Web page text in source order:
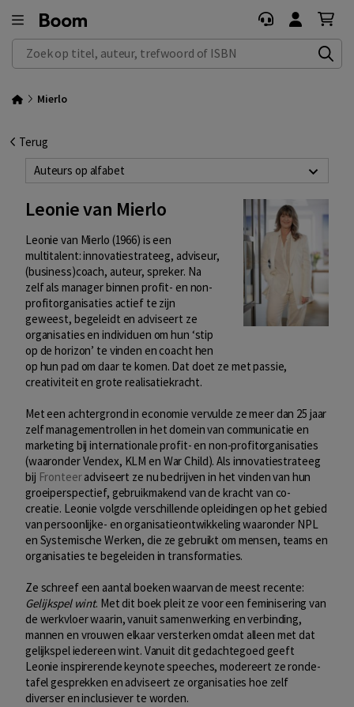
Zoek op titel, auteur, trefwoord of ISBN
Mierlo
Terug
Auteurs op alfabet
Leonie van Mierlo
Leonie van Mierlo (1966) is een
multitalent: innovatiestrateeg, adviseur,
(business)coach, auteur, spreker. Na
zelf als manager binnen profit- en non-
profitorganisaties actief te zijn
geweest, begeleidt en adviseert ze
organisaties en individuen om hun ‘stip
op de horizon’ te vinden en coacht hen
op hun pad om daar te komen. Dat doet ze met passie,
creativiteit en grote realisatiekracht.
Met een achtergrond in economie vervulde ze meer dan 25 jaar
zelf managementrollen in het domein van communicatie en
marketing bij internationale profit- en non-profitorganisaties
(waaronder Vendex, KLM en War Child). Als innovatiestrateeg
bij Fronteeradviseert ze nu bedrijven in het vinden van hun
groeiperspectief, gebruikmakend van de kracht van co-
creatie. Leonie volgde verschillende opleidingen op het gebied
van persoonlijke- en organisatieontwikkeling waaronder NPL
en Systemische Werken, die ze gebruikt om mensen, teams en
organisaties te begeleiden in transformaties.
Ze schreef een aantal boeken waarvan de meest recente:
Gelijkspel wint. Met dit boek pleit ze voor een feminisering van
de werkvloer waarin, vanuit samenwerking en verbinding,
mannen en vrouwen elkaar versterken omdat alleen met dat
gelijkspel iedereen wint. Vanuit dit gedachtegoed geeft
Leonie inspirerende keynote speeches, modereert ze ronde-
tafel gesprekken en adviseert ze organisaties hoe zelf
diverser en inclusiever te worden.